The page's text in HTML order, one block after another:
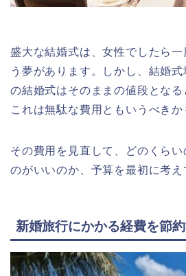
盛大な結婚式は、女性でしたら
う夢があります。しかし、結婚
の結婚式はそのままの値段となる
これは無駄な費用ともいうべきか
その費用を見直して、どのくら
のがいいのか、予算を最初に考え
新婚旅行にかかる経費を節